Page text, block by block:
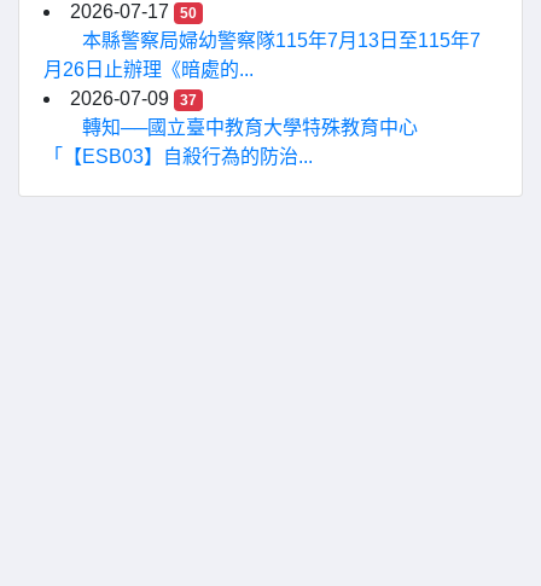
2026-07-17
50
本縣警察局婦幼警察隊115年7月13日至115年7
月26日止辦理《暗處的...
2026-07-09
37
轉知──國立臺中教育大學特殊教育中心
「【ESB03】自殺行為的防治...